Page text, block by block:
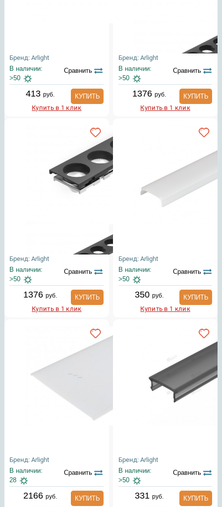
Бренд: Arlight
В наличии:
>50
Сравнить
413руб.
КУПИТЬ
Купить в 1 клик
Бренд: Arlight
В наличии:
>50
Сравнить
1376 руб.
КУПИТЬ
Купить в 1 клик
Бренд: Arlight
В наличии:
>50
Сравнить
1376руб.
КУПИТЬ
Купить в 1 клик
Бренд: Arlight
В наличии:
>50
Сравнить
350 руб.
КУПИТЬ
Купить в 1 клик
Бренд: Arlight
В наличии:
28
Сравнить
2166руб.
КУПИТЬ
Бренд: Arlight
В наличии:
>50
Сравнить
331 руб.
КУПИТЬ